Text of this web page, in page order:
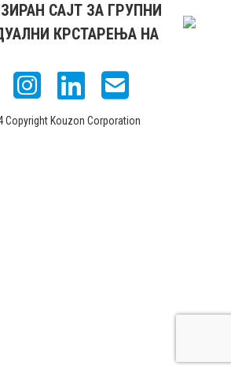
САЈТ ЗА ГРУПНИ
КРСТАРЕЊА НА
Copyright Kouzon Corporation